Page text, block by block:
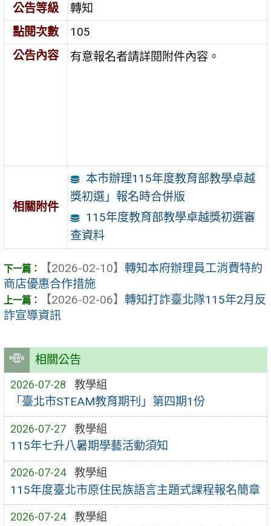
相關公告
2026-07-28 教學組
「臺北市STEAM教育期刊」第四期1份
2026-07-27 教學組
115年七升八暑期學藝活動須知
2026-07-24 教學組
115年度臺北市原住民族語言主題式課程報名簡章
2026-07-24 教學組
公告等級
轉知
點閱次數
105
公告內容
有意報名者請詳閱附件內容。
相關附件
本市辦理115年度教育部教學卓越
獎初選」報名時合併版
115年度教育部教學卓越獎初選審
查資料
【2026-02-10】 轉知本府辦理員工消費特約
商店優惠合作措施
【2026-02-06】 轉知打詐臺北隊115年2月反
詐宣導資訊